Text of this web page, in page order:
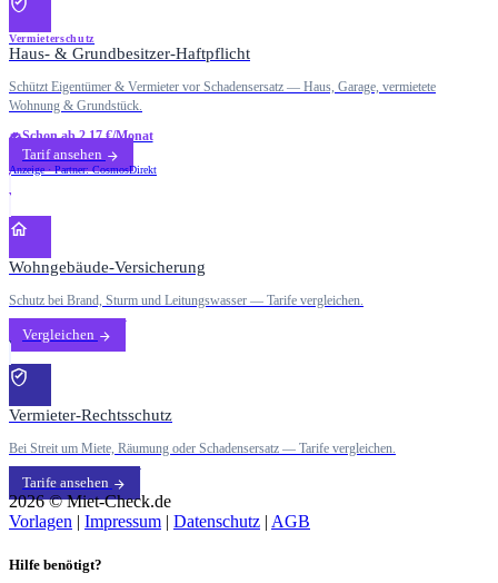
Vermieterschutz
Haus- & Grundbesitzer-Haftpflicht
Schützt Eigentümer & Vermieter vor Schadensersatz — Haus, Garage, vermietete
Wohnung & Grundstück.
Schon ab 2,17 €/Monat
Tarif ansehen
Anzeige · Partner: CosmosDirekt
Wohngebäude-Versicherung
Schutz bei Brand, Sturm und Leitungswasser — Tarife vergleichen.
Vergleichen
Vermieter-Rechtsschutz
Bei Streit um Miete, Räumung oder Schadensersatz — Tarife vergleichen.
Tarife ansehen
2026 © Miet-Check.de
Vorlagen | Impressum | Datenschutz | AGB
Hilfe benötigt?